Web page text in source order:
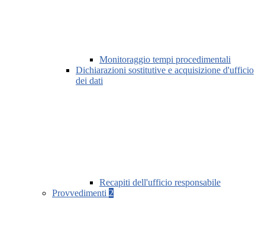
Monitoraggio tempi procedimentali
Dichiarazioni sostitutive e acquisizione d'ufficio
dei dati
Recapiti dell'ufficio responsabile
Provvedimenti 2